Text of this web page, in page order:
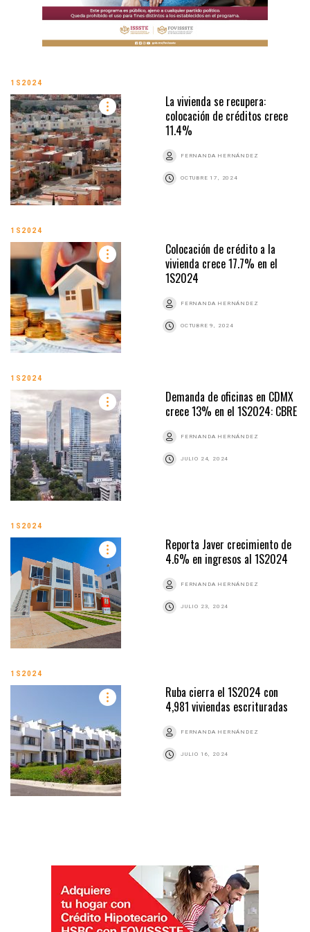
1S2024
La vivienda se recupera:
colocación de créditos crece
11.4%
FERNANDA HERNÁNDEZ
OCTUBRE 17, 2024
1S2024
Colocación de crédito a la
vivienda crece 17.7% en el
1S2024
FERNANDA HERNÁNDEZ
OCTUBRE 9, 2024
1S2024
Demanda de oficinas en CDMX
crece 13% en el 1S2024: CBRE
FERNANDA HERNÁNDEZ
JULIO 24, 2024
1S2024
Reporta Javer crecimiento de
4.6% en ingresos al 1S2024
FERNANDA HERNÁNDEZ
JULIO 23, 2024
1S2024
Ruba cierra el 1S2024 con
4,981 viviendas escrituradas
FERNANDA HERNÁNDEZ
JULIO 16, 2024